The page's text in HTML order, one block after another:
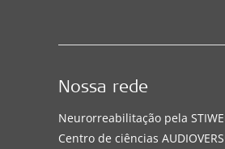
Nossa rede
Neurorreabilitação pela
Centro de ciências